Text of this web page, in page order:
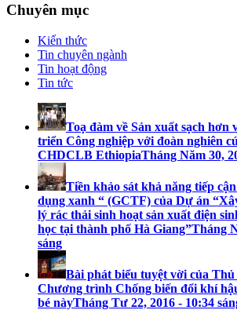
Chuyên mục
Kiến thức
Tin chuyên ngành
Tin hoạt động
Tin tức
Toạ đàm về Sản xuất sạch
triển Công nghiệp với đoàn nghiên
CHDCLB EthiopiaTháng Năm 30,
Tiền khảo sát khả năng tiếp
dụng xanh “ (GCTF) của Dự án
lý rác thải sinh hoạt sản xuất điện
học tại thành phố Hà Giang”Tháng
sáng
Bài phát biểu tuyệt vời của
Chương trình Chống biến đổi khí
bé nàyTháng Tư 22, 2016 - 10:34